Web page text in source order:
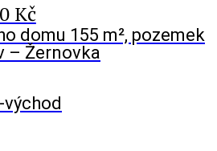
Kč
domu 155 m², pozemek
– Žernovka
východ